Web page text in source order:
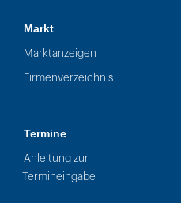
Markt
Marktanzeigen
Firmenverzeichnis
Termine
Anleitung zur
Termineingabe